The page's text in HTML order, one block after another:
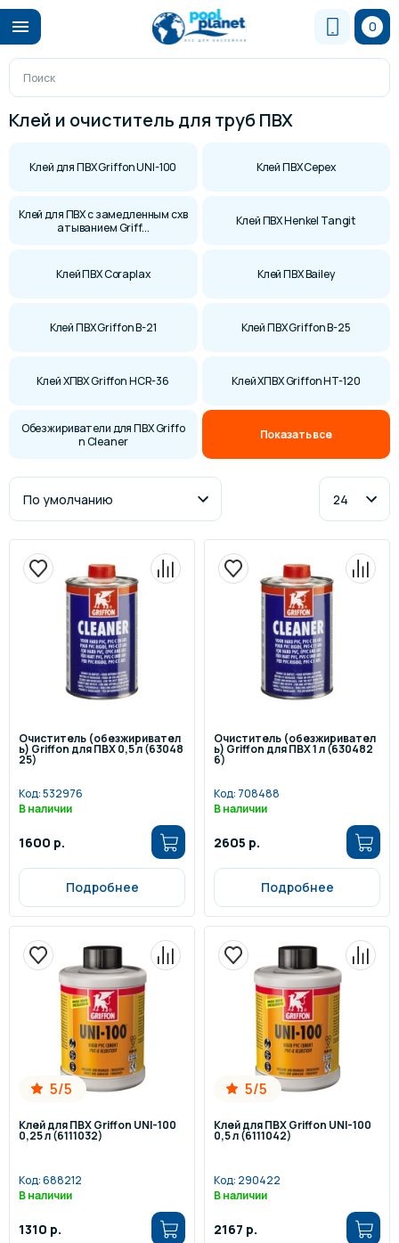
0
Клей и очиститель для труб ПВХ
Клей для ПВХ Griffon UNI-100 Клей ПВХ Cepex
Клей для ПВХ с замедленным схв
атыванием Griff...
Клей ПВХ Henkel Tangit
Клей ПВХ Coraplax Клей ПВХ Bailey
Клей ПВХ Griffon B-21 Клей ПВХ Griffon B-25
Клей ХПВХ Griffon HCR-36 Клей ХПВХ Griffon HT-120
Обезжириватели для ПВХ Griffo
n Cleaner
Показать все
Очиститель (обезжиривател
ь) Griffon для ПВХ 0,5 л (63048
25)
Код:532976
В наличии
1600 р.
Подробнее
Очиститель (обезжиривател
ь) Griffon для ПВХ 1 л (630482
6)
Код: 708488
В наличии
2605 р.
Подробнее
5/5
Клей для ПВХ Griffon UNI-100
0,25 л (6111032)
Код:688212
В наличии
1310 р.
5/5
Клей для ПВХ Griffon UNI-100
0,5 л (6111042)
Код: 290422
В наличии
2167 р.